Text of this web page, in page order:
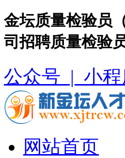
金坛质量检验员
司招聘质量检验
公众号 | 小
网站首页